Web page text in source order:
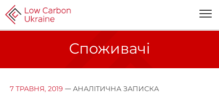
Споживачі
7 ТРАВНЯ, 2019 — АНАЛІТИЧНА ЗАПИСКА